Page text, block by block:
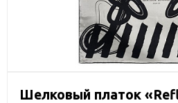
Шелковый платок